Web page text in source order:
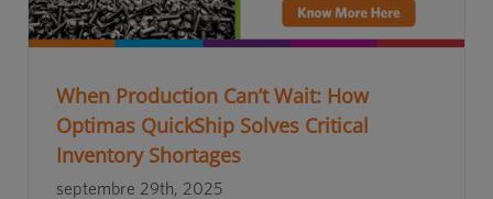
When Production Can’t Wait: How
Optimas QuickShip Solves Critical
Inventory Shortages
septembre 29th, 2025